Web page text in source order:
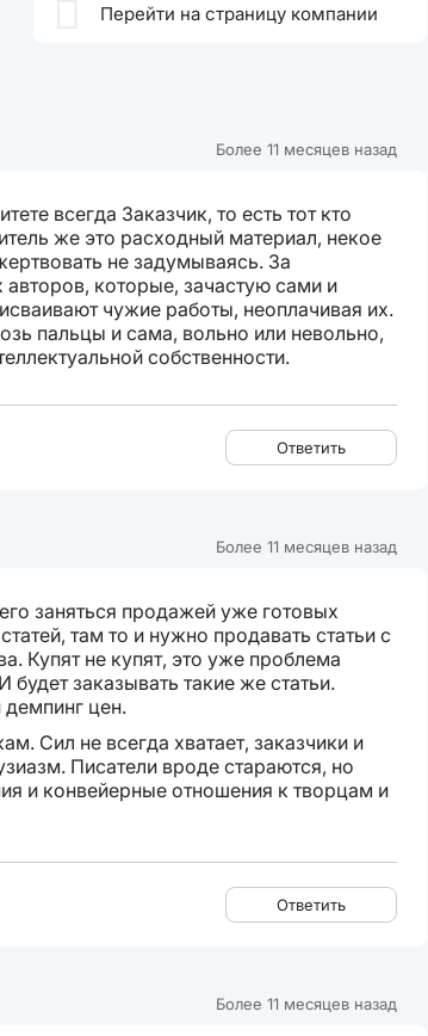
Перейти на страницу компании
Более 11 месяцев назад
всегда Заказчик, то есть тот кто
же это расходный материал, некое
не задумываясь. За
которые, зачастую сами и
чужие работы, неоплачивая их.
пальцы и сама, вольно или невольно,
собственности.
Ответить
Более 11 месяцев назад
заняться продажей уже готовых
там то и нужно продавать статьи с
Купят не купят, это уже проблема
будет заказывать такие же статьи.
цен.
Сил не всегда хватает, заказчики и
Писатели вроде стараются, но
и конвейерные отношения к творцам и
Ответить
Более 11 месяцев назад